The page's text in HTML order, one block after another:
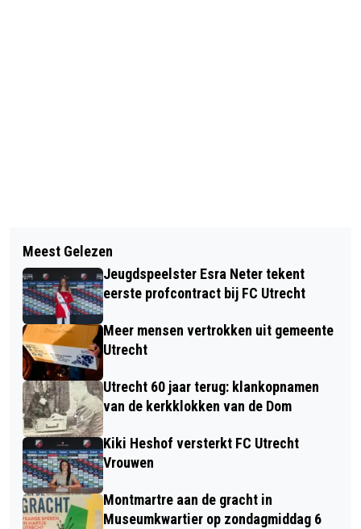
BETAALD PARKEREN IN LEIDSCHE
RIJN CENTRUM
MINDER OVERLAST DOOR BEPERKING
OPENINGSTIJDEN
AMSTERDAMSESTRAATWEG
Meest Gelezen
Jeugdspeelster Esra Neter tekent
eerste profcontract bij FC Utrecht
Meer mensen vertrokken uit gemeente
Utrecht
Utrecht 60 jaar terug: klankopnamen
van de kerkklokken van de Dom
Kiki Heshof versterkt FC Utrecht
Vrouwen
Montmartre aan de gracht in
Museumkwartier op zondagmiddag 6